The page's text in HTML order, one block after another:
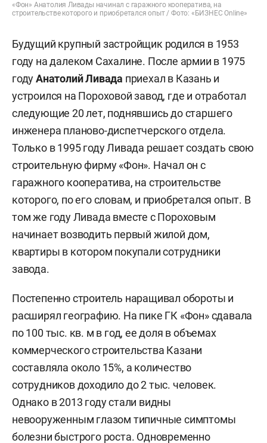
«Фон» Анатолия Ливады начинал с гаражного кооператива, на
строительстве которого и приобретался опыт / Фото: «БИЗНЕС Online»
Будущий крупный застройщик родился в 1953
году на далеком Сахалине. После армии в 1975
годуАнатолий Ливада приехал в Казань и
устроился на Пороховой завод, где и отработал
следующие 20 лет, поднявшись до старшего
инженера планово-диспетчерского отдела.
Только в 1995 году Ливада решает создать свою
строительную фирму «Фон». Начал он с
гаражного кооператива, на строительстве
которого, по его словам, и приобретался опыт. В
том же году Ливада вместе с Пороховым
начинает возводить первый жилой дом,
квартиры в котором покупали сотрудники
завода.
Постепенно строитель наращивал обороты и
расширял географию. На пике ГК «Фон» сдавала
по 100 тыс. кв. м в год, ее доля в объемах
коммерческого строительства Казани
составляла около 15%, а количество
сотрудников доходило до 2 тыс. человек.
Однако в 2013 году стали видны
невооруженным глазом типичные симптомы
болезни быстрого роста. Одновременно